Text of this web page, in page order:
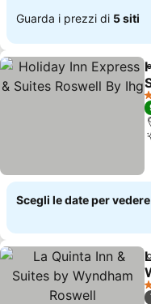
Guarda i prezzi di 5 siti
Scegli le date per